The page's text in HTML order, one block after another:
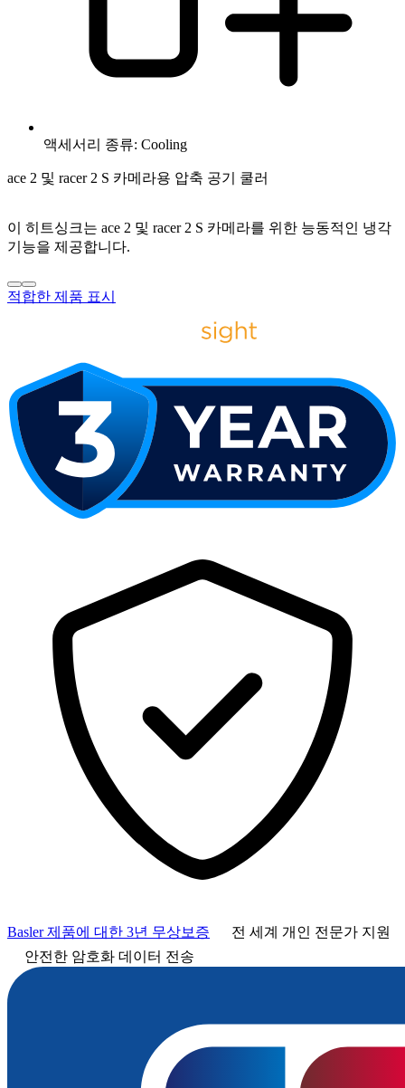
액세서리 종류: Cooling
ace 2 및 racer 2 S 카메라용 압축 공기 쿨러
이 히트싱크는 ace 2 및 racer 2 S 카메라를 위한 능동적인 냉각
기능을 제공합니다.
적합한 제품 표시
Basler 제품에 대한 3년 무상보증
전 세계 개인 전문가 지원
안전한 암호화 데이터 전송